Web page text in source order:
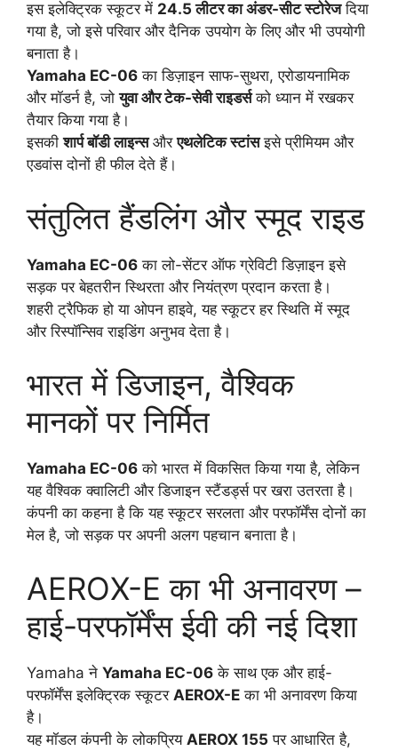
इस इलेक्ट्रिक स्कूटर में 24.5 लीटर का अंडर-सीट स्टोरेजदिया
गया है, जो इसे परिवार और दैनिक उपयोग के लिए और भी उपयोगी
बनाता है।
Yamaha EC-06 का डिज़ाइन साफ-सुथरा, एरोडायनामिक
और मॉडर्न है, जोयुवा और टेक-सेवी राइडर्सको ध्यान में रखकर
तैयार किया गया है।
इसकीशार्प बॉडी लाइन्सऔरएथलेटिक स्टांसइसे प्रीमियम और
एडवांस दोनों ही फील देते हैं।
संतुलित हैंडलिंग और स्मूद राइड
Yamaha EC-06 का लो-सेंटर ऑफ ग्रेविटी डिज़ाइन इसे
सड़क पर बेहतरीन स्थिरता और नियंत्रण प्रदान करता है।
शहरी ट्रैफिक हो या ओपन हाइवे, यह स्कूटर हर स्थिति में स्मूद
और रिस्पॉन्सिव राइडिंग अनुभव देता है।
भारत में डिजाइन, वैश्विक
मानकों पर निर्मित
Yamaha EC-06 को भारत में विकसित किया गया है, लेकिन
यह वैश्विक क्वालिटी और डिजाइन स्टैंडर्ड्स पर खरा उतरता है।
कंपनी का कहना है कि यह स्कूटर सरलता और परफॉर्मेंस दोनों का
मेल है, जो सड़क पर अपनी अलग पहचान बनाता है।
AEROX-E का भी अनावरण –
हाई-परफॉर्मेंस ईवी की नई दिशा
Yamaha ने Yamaha EC-06 के साथ एक और हाई-
परफॉर्मेंस इलेक्ट्रिक स्कूटर AEROX-E का भी अनावरण किया
है।
यह मॉडल कंपनी के लोकप्रिय AEROX 155 पर आधारित है,